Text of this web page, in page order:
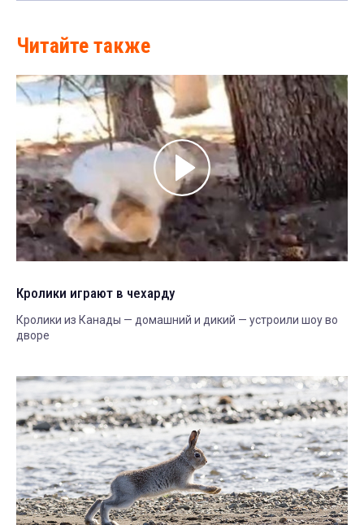
Читайте также
Кролики играют в чехарду
Кролики из Канады — домашний и дикий — устроили шоу во
дворе